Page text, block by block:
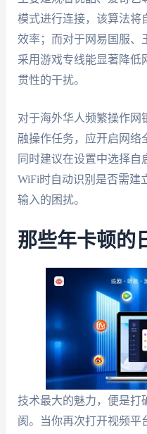
模式进行连接，该算法将
效率；而对于网易国服、
采用游戏专线能显著降低
贯性的干扰。
对于海外华人频繁操作网
融操作任务，应开启网络
同时建议在设置中选择
WiFi时自动识别是否需建
输入的困扰。
那些年卡顿的
技术最大的魅力，便是打
阂。当你再次打开视频平